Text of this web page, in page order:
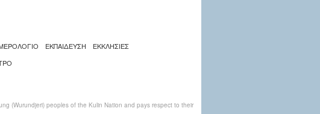
ΕΚΠΑΙΔΕΥΣΗ
ΕΚΚΛΗΣΙΕΣ
(Wurundjeri) peoples of the Kulin Nation and pays respect to their